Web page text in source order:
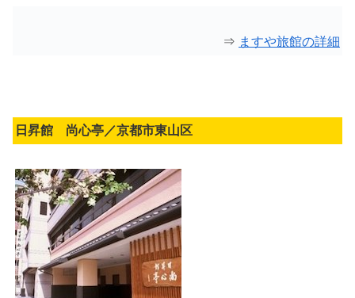
⇒ ますや旅館の詳細
日昇館 尚心亭／京都市東山区